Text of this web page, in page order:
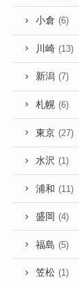
小倉 (6)
川崎 (13)
新潟 (7)
札幌 (6)
東京 (27)
水沢 (1)
浦和 (11)
盛岡 (4)
福島 (5)
笠松 (1)